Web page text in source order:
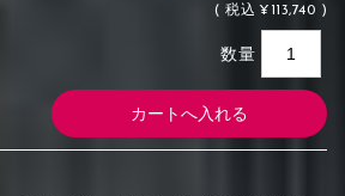
(税込 ¥113,740 )
数量